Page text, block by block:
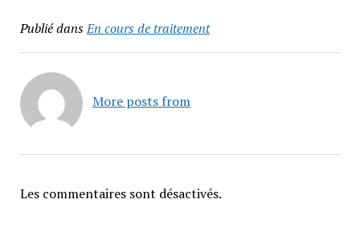
Publié dansEn cours de traitement
More posts from
Les commentaires sont désactivés.